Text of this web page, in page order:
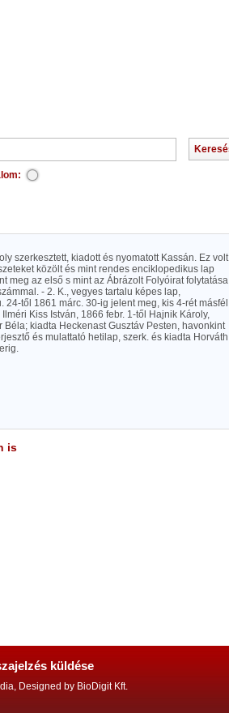
szerkesztett, kiadott és nyomatott Kassán. Ez volt
közölt és mint rendes enciklopedikus lap
meg az első s mint az Ábrázolt Folyóirat folytatása
- 2. K., vegyes tartalu képes lap,
től 1861 márc. 30-ig jelent meg, kis 4-rét másfél
Kiss István, 1866 febr. 1-től Hajnik Károly,
kiadta Heckenast Gusztáv Pesten, havonkint
és mulattató hetilap, szerk. és kiadta Horváth
is
küldése
Designed by BioDigit Kft.